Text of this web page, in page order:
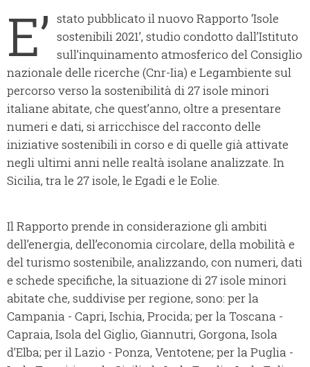
E’ stato pubblicato il nuovo Rapporto ‘Isole
sostenibili 2021’, studio condotto dall’Istituto
sull’inquinamento atmosferico del Consiglio
nazionale delle ricerche (Cnr-Iia) e Legambiente sul
percorso verso la sostenibilità di 27 isole minori
italiane abitate, che quest’anno, oltre a presentare
numeri e dati, si arricchisce del racconto delle
iniziative sostenibili in corso e di quelle già attivate
negli ultimi anni nelle realtà isolane analizzate. In
Sicilia, tra le 27 isole, le Egadi e le Eolie.
Il Rapporto prende in considerazione gli ambiti
dell’energia, dell’economia circolare, della mobilità e
del turismo sostenibile, analizzando, con numeri, dati
e schede specifiche, la situazione di 27 isole minori
abitate che, suddivise per regione, sono: per la
Campania - Capri, Ischia, Procida; per la Toscana -
Capraia, Isola del Giglio, Giannutri, Gorgona, Isola
d’Elba; per il Lazio - Ponza, Ventotene; per la Puglia -